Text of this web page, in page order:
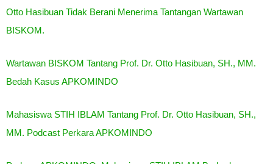
Otto Hasibuan Tidak Berani Menerima Tantangan Wartawan
BISKOM.
Wartawan BISKOM Tantang Prof. Dr. Otto Hasibuan, SH., MM.
Bedah Kasus APKOMINDO
Mahasiswa STIH IBLAM Tantang Prof. Dr. Otto Hasibuan, SH.,
MM. Podcast Perkara APKOMINDO